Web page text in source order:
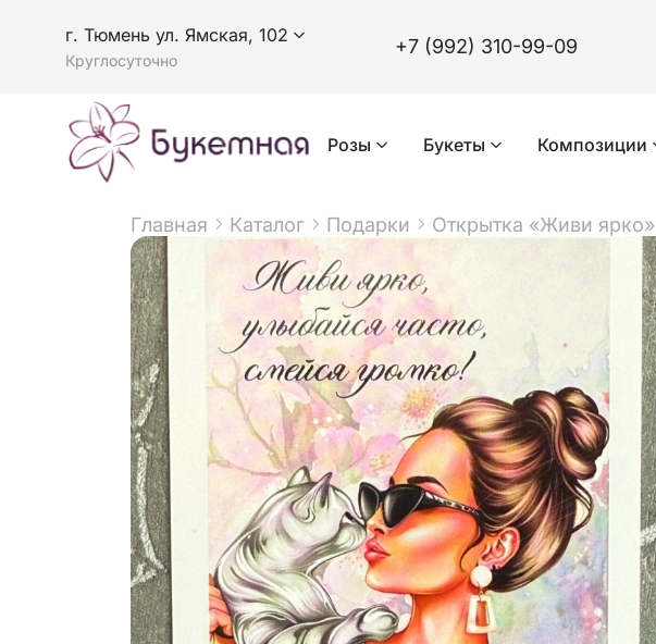
г. Тюмень ул. Ямская, 102
Круглосуточно
+7 (992) 310-99-09
Розы Букеты Композиции
Главная Каталог Подарки Открытка «Живи ярко»